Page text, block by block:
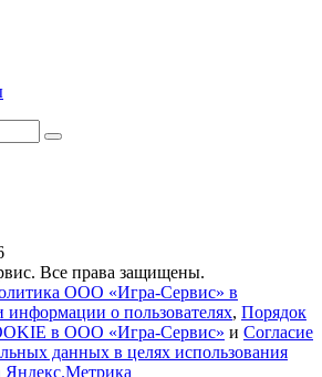
Все права защищены.
ООО «Игра-Сервис» в
о пользователях, Порядок
в ООО «Игра-Сервис» и Согласие
данных в целях использования
Яндекс.Метрика